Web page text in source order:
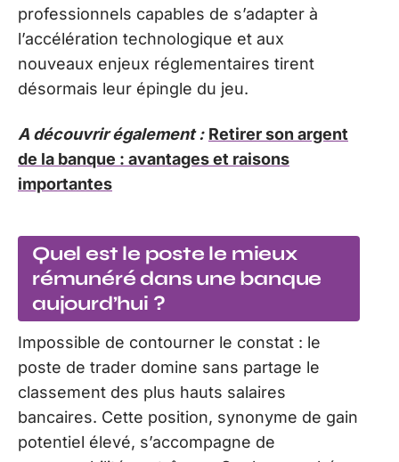
professionnels capables de s’adapter à
l’accélération technologique et aux
nouveaux enjeux réglementaires tirent
désormais leur épingle du jeu.
A découvrir également : Retirer son argent
de la banque : avantages et raisons
importantes
Quel est le poste le mieux
rémunéré dans une banque
aujourd’hui ?
Impossible de contourner le constat : le
poste de trader domine sans partage le
classement des plus hauts salaires
bancaires. Cette position, synonyme de gain
potentiel élevé, s’accompagne de